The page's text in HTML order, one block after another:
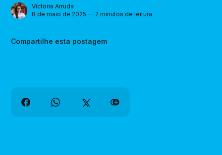
Victoria Arruda
8 de maio de 2025 — 2 minutos de leitura
Compartilhe esta postagem